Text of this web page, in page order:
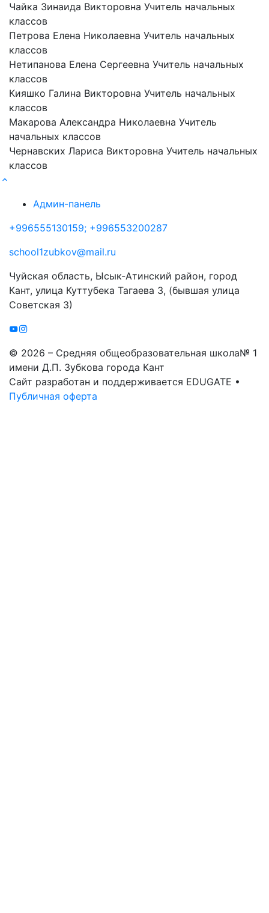
Чайка Зинаида Викторовна Учитель начальных
классов
Петрова Елена Николаевна Учитель начальных
классов
Нетипанова Елена Сергеевна Учитель начальных
классов
Кияшко Галина Викторовна Учитель начальных
классов
Макарова Александра Николаевна Учитель
начальных классов
Чернавских Лариса Викторовна Учитель начальных
классов
Админ-панель
+996555130159; +996553200287
school1zubkov@mail.ru
Чуйская область, Ысык-Атинский район, город
Кант, улица Куттубека Тагаева 3, (бывшая улица
Советская 3)
© 2026 – Средняя общеобразовательная школа№ 1
имени Д.П. Зубкова города Кант
Сайт разработан и поддерживается EDUGATE •
Публичная оферта